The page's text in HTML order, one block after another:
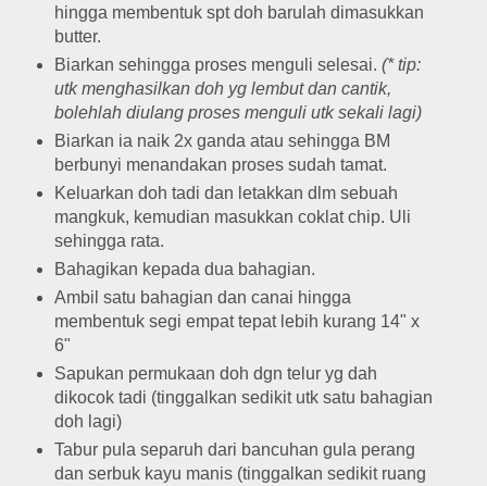
hingga membentuk spt doh barulah dimasukkan
butter.
Biarkan sehingga proses menguli selesai. (* tip:
utk menghasilkan doh yg lembut dan cantik,
bolehlah diulang proses menguli utk sekali lagi)
Biarkan ia naik 2x ganda atau sehingga BM
berbunyi menandakan proses sudah tamat.
Keluarkan doh tadi dan letakkan dlm sebuah
mangkuk, kemudian masukkan coklat chip. Uli
sehingga rata.
Bahagikan kepada dua bahagian.
Ambil satu bahagian dan canai hingga
membentuk segi empat tepat lebih kurang 14" x
6"
Sapukan permukaan doh dgn telur yg dah
dikocok tadi (tinggalkan sedikit utk satu bahagian
doh lagi)
Tabur pula separuh dari bancuhan gula perang
dan serbuk kayu manis (tinggalkan sedikit ruang